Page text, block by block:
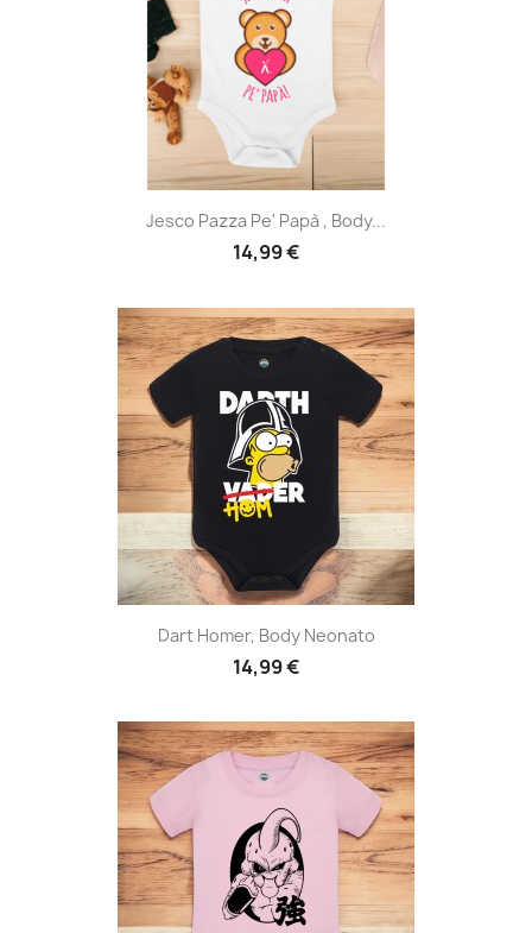
Jesco Pazza Pe' Papà , Body...
14,99 €
Dart Homer, Body Neonato
14,99 €